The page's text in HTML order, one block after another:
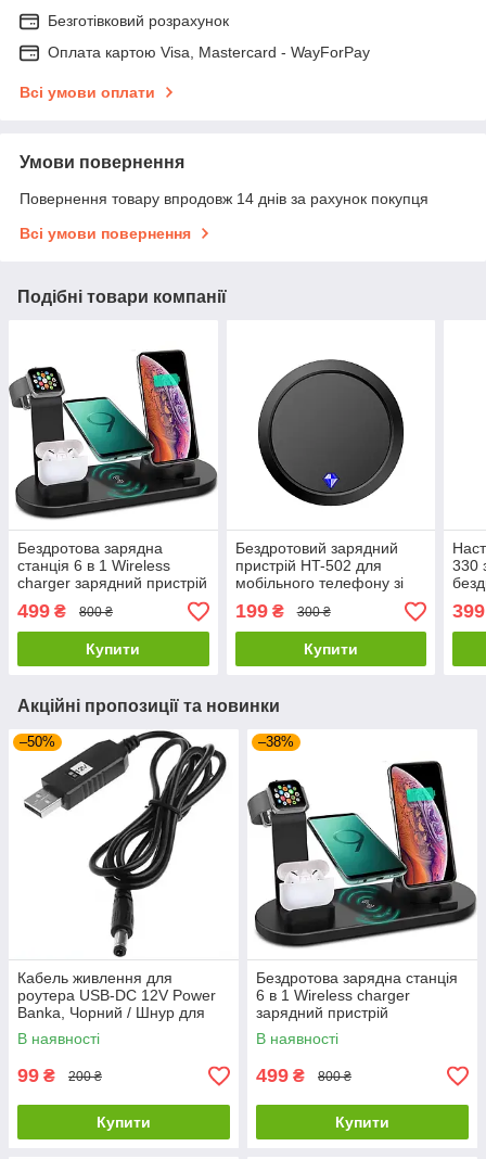
Безготівковий розрахунок
Оплата картою Visa, Mastercard - WayForPay
Всі умови оплати
Умови повернення
Повернення товару впродовж 14 днів за рахунок покупця
Всі умови повернення
Подібні товари компанії
Бездротова зарядна
станція 6 в 1 Wireless
charger зарядний пристрій
портативної техніки 15 W
499 ₴ 800 ₴
Купити
Бездротовий зарядний
пристрій HT-502 для
мобільного телефону зі
швидкою зарядкою 15 Вт
Чорний
199₴ 300 ₴
Купити
330
399
Акційні пропозиції та новинки
–50%
Кабель живлення для
роутера USB-DC 12V Power
Banka, Чорний / Шнур для
Wifi роутера / USB кабель
для роутера
В наявності
99 ₴ 200 ₴
Купити
–38%
Бездротова зарядна станція
6 в 1 Wireless charger
зарядний пристрій
портативної техніки 15 W
В наявності
499 ₴ 800 ₴
Купити